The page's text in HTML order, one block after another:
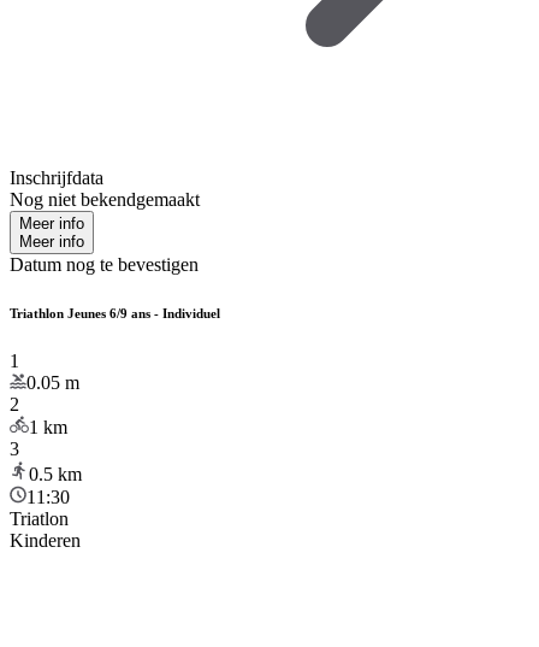
Inschrijfdata
Nog niet bekendgemaakt
Meer info
Meer info
Datum nog te bevestigen
Triathlon Jeunes 6/9 ans - Individuel
1
0.05 m
2
1 km
3
0.5 km
11:30
Triatlon
Kinderen